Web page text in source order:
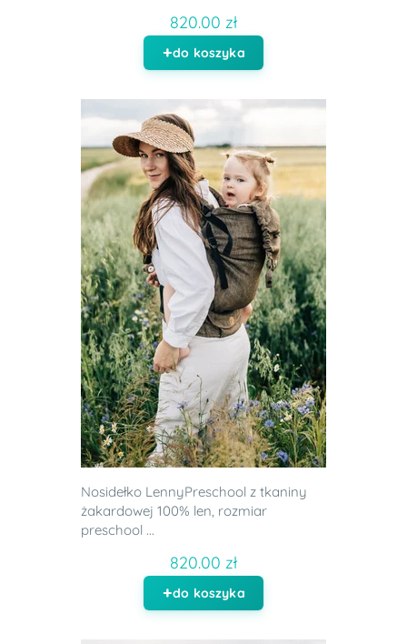
820.00 zł
do koszyka
Nosidełko LennyPreschool z tkaniny
żakardowej 100% len, rozmiar
preschool ...
820.00 zł
do koszyka